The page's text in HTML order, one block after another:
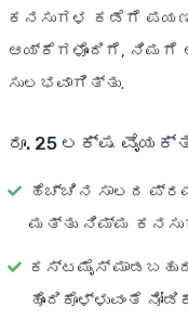
ಕನಸುಗಳ ಕಡೆಗೆ
ಆಯ್ಕೆಗಳೊಂದಿಗೆ, ನಿಮಗೆ
ಸುಲಭವಾಗಿತ್ತು.
ರೂ. 25 ಲಕ್ಷ
ಹೆಚ್ಚಿನ ಸಾಲದ
ಮತ್ತು ನಿಮ್ಮ
ಕಸ್ಟಮೈಸ್
ಹೊಂದಿಕೊಳ್ಳುವಂತೆ